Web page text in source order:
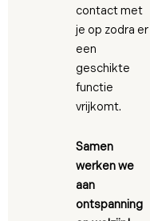
contact met
je op zodra er
een
geschikte
functie
vrijkomt.
Samen
werken we
aan
ontspanning